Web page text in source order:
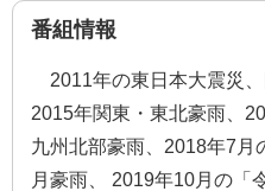
番組情報
2011年の東日本大震災、
2015年関東・東北豪雨、
九州北部豪雨、2018年7月
月豪雨、 2019年10月の「